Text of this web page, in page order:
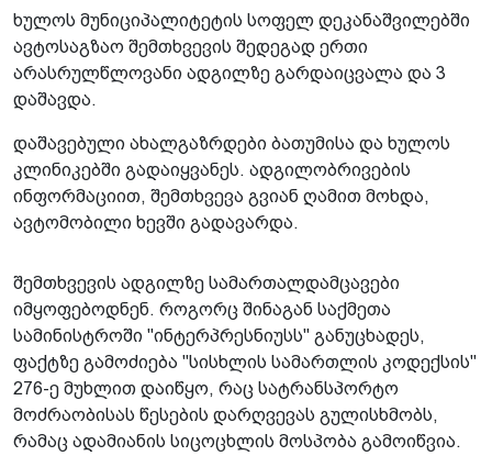
ხულოს მუნიციპალიტეტის სოფელ დეკანაშვილებში
ავტოსაგზაო შემთხვევის შედეგად ერთი
არასრულწლოვანი ადგილზე გარდაიცვალა და 3
დაშავდა.
დაშავებული ახალგაზრდები ბათუმისა და ხულოს
კლინიკებში გადაიყვანეს. ადგილობრივების
ინფორმაციით, შემთხვევა გვიან ღამით მოხდა,
ავტომობილი ხევში გადავარდა.
შემთხვევის ადგილზე სამართალდამცავები
იმყოფებოდნენ. როგორც შინაგან საქმეთა
სამინისტროში "ინტერპრესნიუსს" განუცხადეს,
ფაქტზე გამოძიება "სისხლის სამართლის კოდექსის"
276-ე მუხლით დაიწყო, რაც სატრანსპორტო
მოძრაობისას წესების დარღვევას გულისხმობს,
რამაც ადამიანის სიცოცხლის მოსპობა გამოიწვია.